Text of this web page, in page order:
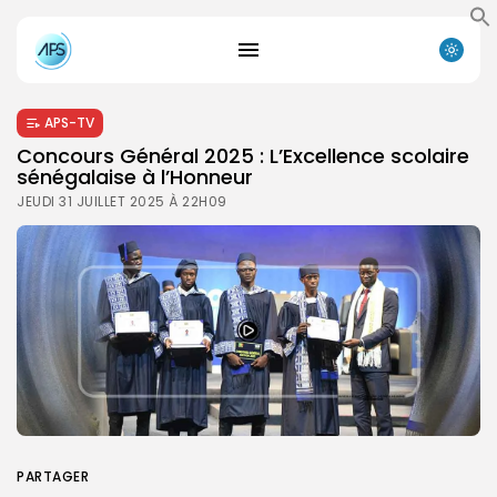
APS-TV
Concours Général 2025 : L’Excellence scolaire
sénégalaise à l’Honneur
JEUDI 31 JUILLET 2025 À 22H09
PARTAGER